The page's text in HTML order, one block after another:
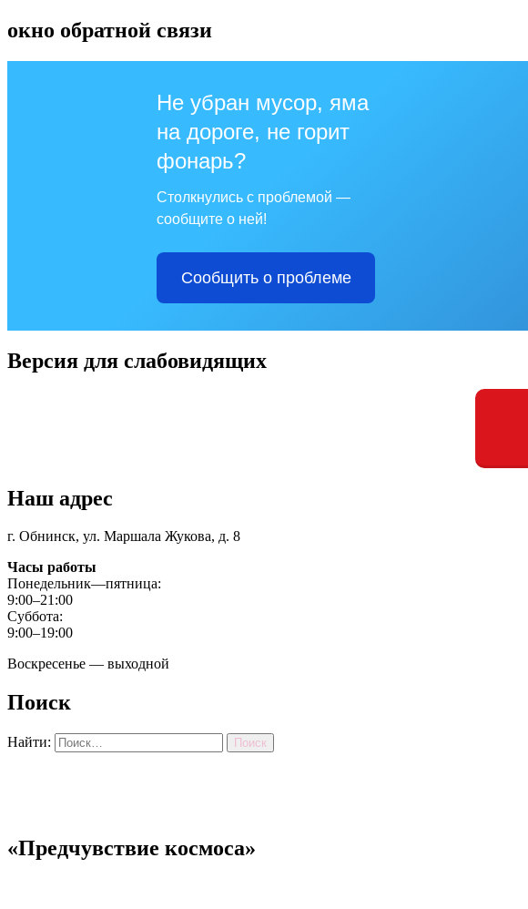
окно обратной связи
Не убран мусор, яма
на дороге, не горит
фонарь?
Столкнулись с проблемой —
сообщите о ней!
Сообщить о проблеме
Версия для слабовидящих
Наш адрес
г. Обнинск, ул. Маршала Жукова, д. 8
Часы работы
Понедельник—пятница:
9:00–21:00
Суббота:
9:00–19:00
Воскресенье — выходной
Поиск
Найти:
«Предчувствие космоса»